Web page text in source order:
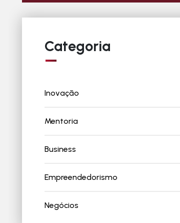
Categoria
Inovação
Mentoria
Business
Empreendedorismo
Negócios